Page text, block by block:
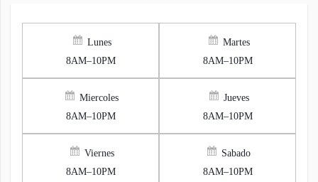
Lunes
8AM–10PM
Martes
8AM–10PM
Miercoles
8AM–10PM
Jueves
8AM–10PM
Viernes
8AM–10PM
Sabado
8AM–10PM